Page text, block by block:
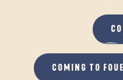
COMING TO